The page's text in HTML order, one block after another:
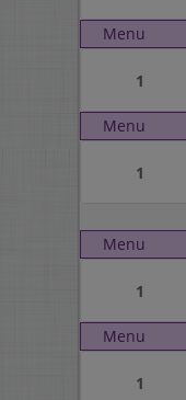
Menu
1
Menu
1
Menu
1
Menu
1